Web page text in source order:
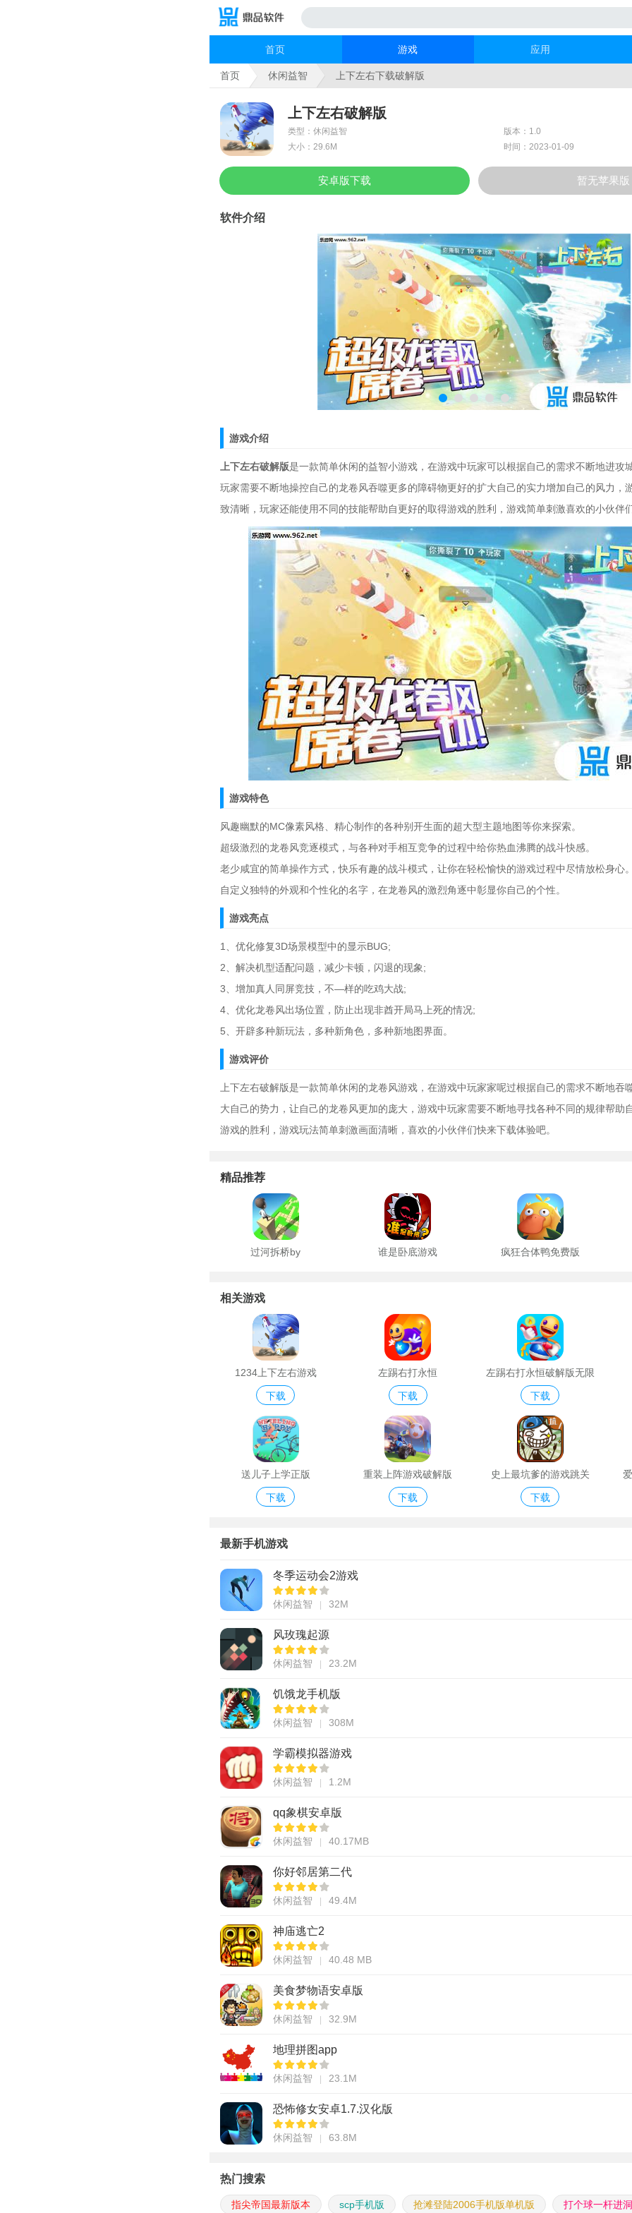
首页 游戏 应用
首页 休闲益智 上下左右下载破解版
上下左右破解版
类型：休闲益智
版本：1.0
大小：29.6M
时间：2023-01-09
安卓版下载 暂无苹果版
软件介绍
游戏介绍
上下左右破解版是一款简单休闲的益智小游戏，在游戏中玩家可以根据自己的需求不断地进攻
玩家需要不断地操控自己的龙卷风吞噬更多的障碍物更好的扩大自己的实力增加自己的风力，
致清晰，玩家还能使用不同的技能帮助自更好的取得游戏的胜利，游戏简单刺激喜欢的小伙伴
游戏特色
风趣幽默的MC像素风格、精心制作的各种别开生面的超大型主题地图等你来探索。
超级激烈的龙卷风竞逐模式，与各种对手相互竞争的过程中给你热血沸腾的战斗快感。
老少咸宜的简单操作方式，快乐有趣的战斗模式，让你在轻松愉快的游戏过程中尽情放松身心
自定义独特的外观和个性化的名字，在龙卷风的激烈角逐中彰显你自己的个性。
游戏亮点
1、优化修复3D场景模型中的显示BUG;
2、解决机型适配问题，减少卡顿，闪退的现象;
3、增加真人同屏竞技，不—样的吃鸡大战;
4、优化龙卷风出场位置，防止出现非酋开局马上死的情况;
5、开辟多种新玩法，多种新角色，多种新地图界面。
游戏评价
上下左右破解版是一款简单休闲的龙卷风游戏，在游戏中玩家家呢过根据自己的需求不断地吞
大自己的势力，让自己的龙卷风更加的庞大，游戏中玩家需要不断地寻找各种不同的规律帮助
游戏的胜利，游戏玩法简单刺激画面清晰，喜欢的小伙伴们快来下载体验吧。
精品推荐
过河拆桥by 谁是卧底游戏 疯狂合体鸭免费版
相关游戏
1234上下左右游戏
下载
左踢右打永恒
下载
左踢右打永恒破解版无限
金币钻石版
下载
送儿子上学正版
下载
重装上阵游戏破解版
下载
史上最坑爹的游戏跳关
下载
最新手机游戏
冬季运动会2游戏
休闲益智 32M
风玫瑰起源
休闲益智 23.2M
饥饿龙手机版
休闲益智 308M
学霸模拟器游戏
休闲益智 1.2M
qq象棋安卓版
休闲益智 40.17MB
你好邻居第二代
休闲益智 49.4M
神庙逃亡2
休闲益智 40.48 MB
美食梦物语安卓版
休闲益智 32.9M
地理拼图app
休闲益智 23.1M
恐怖修女安卓1.7.汉化版
休闲益智 63.8M
热门搜索
指尖帝国最新版本 scp手机版 抢滩登陆2006手机版单机版 打个球一杆进